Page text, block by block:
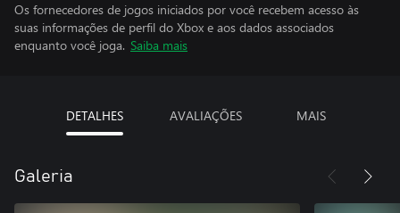
Os fornecedores de jogos iniciados por você recebem acesso às
suas informações de perfil do Xbox e aos dados associados
enquanto você joga. Saiba mais
DETALHES AVALIAÇÕES MAIS
Galeria